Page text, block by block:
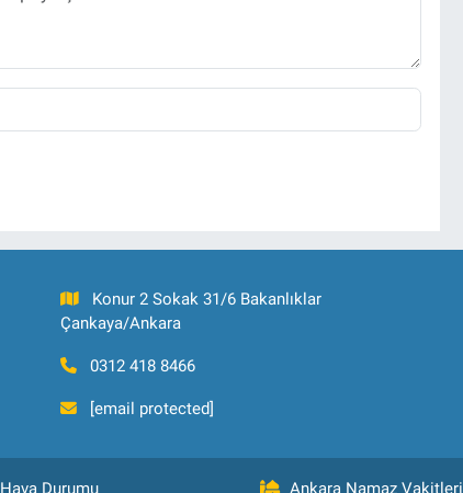
Konur 2 Sokak 31/6 Bakanlıklar
Çankaya/Ankara
0312 418 8466
[email protected]
Hava Durumu Ankara Namaz Vakitleri